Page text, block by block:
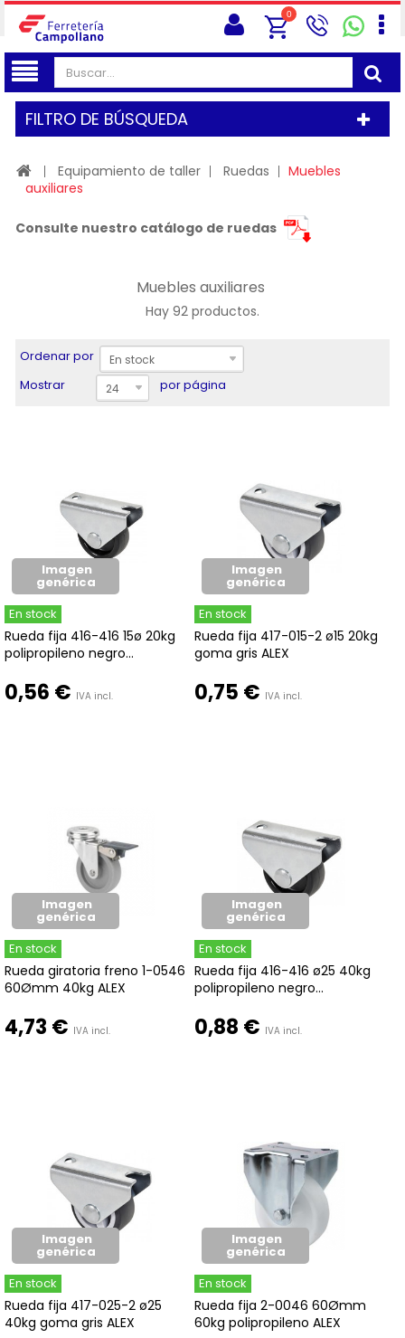
0
FILTRO DE BÚSQUEDA
Equipamiento de taller Ruedas
Muebles
auxiliares
Consulte nuestro catálogo de ruedas
Muebles auxiliares
Hay 92 productos.
Ordenar por En stock
Mostrar 24 por página
Imagen
genérica
En stock
Rueda fija 416-416 15ø 20kg
polipropileno negro...
0,56 € IVA incl.
Imagen
genérica
En stock
Rueda fija 417-015-2 ø15 20kg
goma gris ALEX
0,75 € IVA incl.
Imagen
genérica
En stock
Rueda giratoria freno 1-0546
60Ømm 40kg ALEX
4,73 € IVA incl.
Imagen
genérica
En stock
Rueda fija 416-416 ø25 40kg
polipropileno negro...
0,88 € IVA incl.
Imagen
genérica
En stock
Rueda fija 417-025-2 ø25
40kg goma gris ALEX
Imagen
genérica
En stock
Rueda fija 2-0046 60Ømm
60kg polipropileno ALEX